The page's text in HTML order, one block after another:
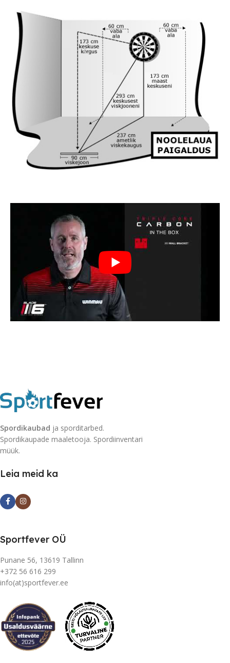
Spordikaubad ja sporditarbed.
Spordikaupade maaletooja. Spordiinventari
müük.
Leia meid ka
Sportfever OÜ
Punane 56, 13619 Tallinn
+372 56 616 299
info(at)sportfever.ee